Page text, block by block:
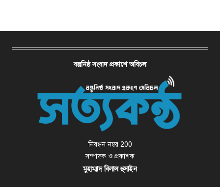
বস্তুনিষ্ঠ সংবাদ প্রকাশে অবিচল
নিবন্ধন নম্বর 200
সম্পাদক ও প্রকাশক
মুহাম্মাদ বিলাল হুসাইন